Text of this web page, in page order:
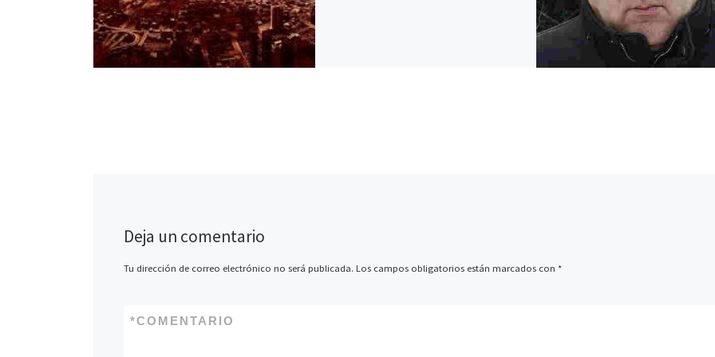
Deja un comentario
Tu dirección de correo electrónico no será publicada. Los campos obligatorios están marcados con *
COMENTARIO
*